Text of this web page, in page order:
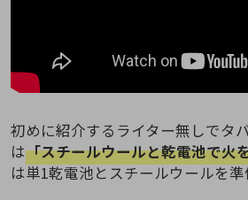
初めに紹介するライター無しでタ
は「スチールウールと乾電池で火
は単1乾電池とスチールウールを準